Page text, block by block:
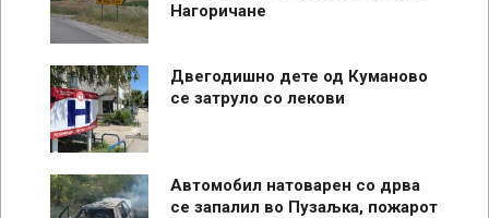
Нагоричане
Двегодишно дете од Куманово
се затруло со лекови
Автомобил натоварен со дрва
се запалил во Пузаљка, пожарот